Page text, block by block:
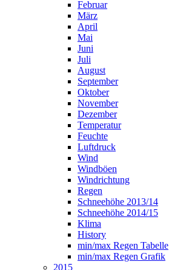
Februar
März
April
Mai
Juni
Juli
August
September
Oktober
November
Dezember
Temperatur
Feuchte
Luftdruck
Wind
Windböen
Windrichtung
Regen
Schneehöhe 2013/14
Schneehöhe 2014/15
Klima
History
min/max Regen Tabelle
min/max Regen Grafik
2015